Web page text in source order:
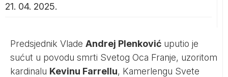
21. 04. 2025.
Predsjednik Vlade Andrej Plenković uputio je
sućut u povodu smrti Svetog Oca Franje, uzoritom
kardinalu Kevinu Farrellu, Kamerlengu Svete